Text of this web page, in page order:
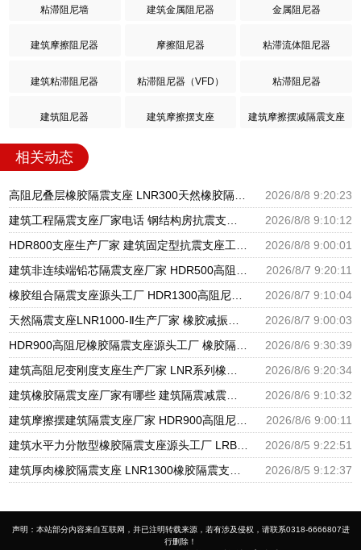
粘滞阻尼墙 建筑金属阻尼器 金属阻尼器
建筑摩擦阻尼器 摩擦阻尼器 粘滞流体阻尼器
建筑粘滞阻尼器 粘滞阻尼器（VFD） 粘滞阻尼器
建筑阻尼器 建筑摩擦摆支座 建筑摩擦摆减隔震支座
相关动态
2026/8/8 9:20:23
2026/8/8 9:10:12
2026/8/8 9:00:01
2026/8/7 9:20:11
2026/8/7 9:10:04
2026/8/7 9:00:03
2026/8/6 9:30:39
2026/8/6 9:20:34
2026/8/6 9:10:32
2026/8/6 9:00:11
2026/8/5 9:22:51
2026/8/5 9:12:37
声明：本站部分内容来自互联网，并已注明转载来源，若有涉及侵权，请联系0318-6666807进
行删除！